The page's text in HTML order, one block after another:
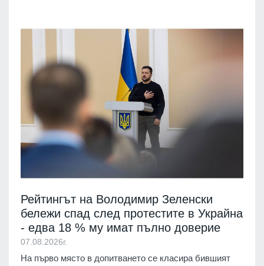
Рейтингът на Володимир Зеленски
бележи спад след протестите в Украйна
- едва 18 % му имат пълно доверие
07.08.2026г.
На първо място в допитването се класира бившият